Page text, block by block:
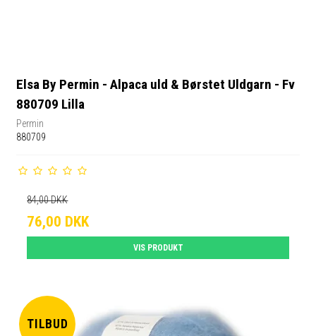
Elsa By Permin - Alpaca uld & Børstet Uldgarn - Fv
880709 Lilla
Permin
880709
84,00 DKK
76,00 DKK
VIS PRODUKT
TILBUD